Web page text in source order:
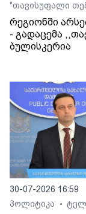
"თავისუფალი
რეგიონში
- გადაცემა
ბულისკერია
30-07-2026 16:59
პოლიტიკა
•